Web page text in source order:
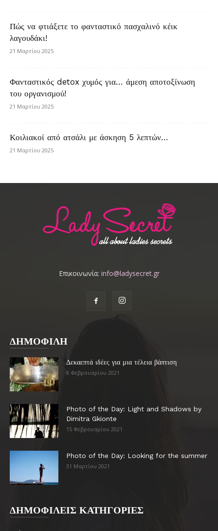
Πώς να φτιάξετε το φανταστικό πασχαλινό κέικ
λαγουδάκι!
21 Μαρτίου 2025
Φανταστικός detox χυμός για… άμεση αποτοξίνωση
του οργανισμού!
21 Μαρτίου 2025
Κοιλιακοί από ατσάλι με άσκηση 5 λεπτών…
21 Μαρτίου 2025
Επικοινωνία: info@ladysecret.gr
ΔΗΜΟΦΙΛΗ
Δεκαεπτά ιδέες για μια τέλεια βάπτιση
8 Φεβρουαρίου 2021
Photo of the Day: Light and Shadows by
Dimitra Gkionte
15 Φεβρουαρίου 2021
Photo of the Day: Looking for the summer
31 Μαρτίου 2021
ΔΗΜΟΦΙΛΕΙΣ ΚΑΤΗΓΟΡΙΕΣ